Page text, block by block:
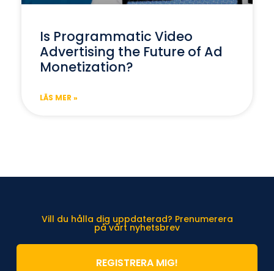
Is Programmatic Video
Advertising the Future of Ad
Monetization?
LÄS MER »
Vill du hålla dig uppdaterad? Prenumerera
på vårt nyhetsbrev
REGISTRERA MIG!